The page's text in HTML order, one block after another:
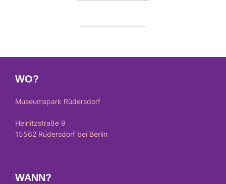
WO?
Museumspark Rüdersdorf
Heinitzstraße 9
15562 Rüdersdorf bei Berlin
WANN?